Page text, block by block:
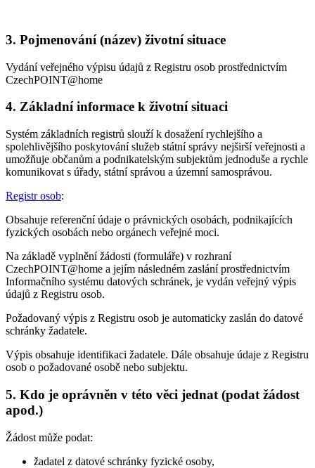
3. Pojmenování (název) životní situace
Vydání veřejného výpisu údajů z Registru osob prostřednictvím
CzechPOINT@home
4. Základní informace k životní situaci
Systém základních registrů slouží k dosažení rychlejšího a
spolehlivějšího poskytování služeb státní správy nejširší veřejnosti a
umožňuje občanům a podnikatelským subjektům jednoduše a rychle
komunikovat s úřady, státní správou a územní samosprávou.
Registr osob:
Obsahuje referenční údaje o právnických osobách, podnikajících
fyzických osobách nebo orgánech veřejné moci.
Na základě vyplnění žádosti (formuláře) v rozhraní
CzechPOINT@home a jejím následném zaslání prostřednictvím
Informačního systému datových schránek, je vydán veřejný výpis
údajů z Registru osob.
Požadovaný výpis z Registru osob je automaticky zaslán do datové
schránky žadatele.
Výpis obsahuje identifikaci žadatele. Dále obsahuje údaje z Registru
osob o požadované osobě nebo subjektu.
5. Kdo je oprávněn v této věci jednat (podat žádost
apod.)
Žádost může podat:
žadatel z datové schránky fyzické osoby,